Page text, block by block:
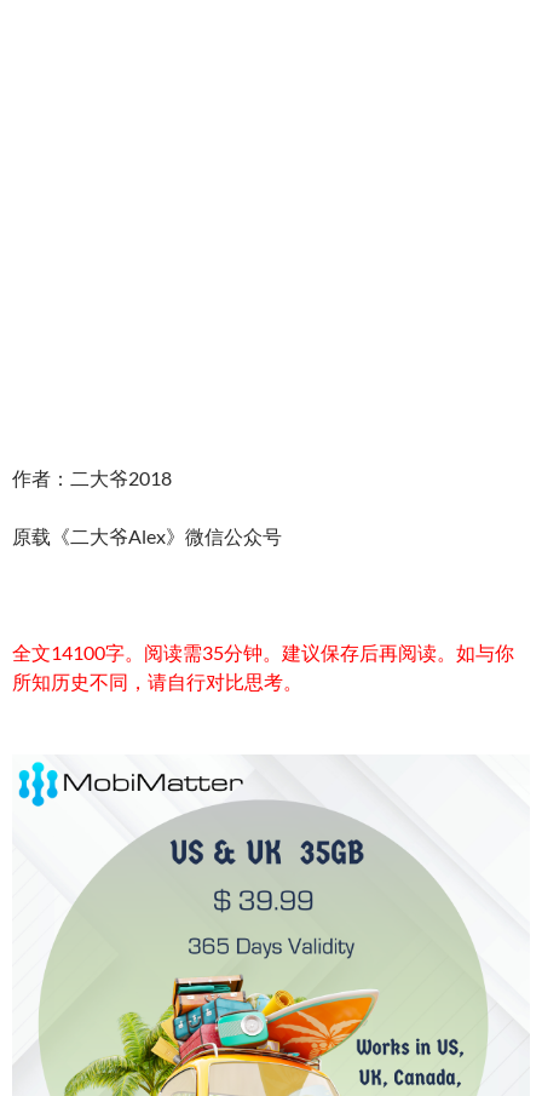
作者：二大爷2018
原载《二大爷Alex》微信公众号
全文14100字。阅读需35分钟。建议保存后再阅读。如与你
所知历史不同，请自行对比思考。